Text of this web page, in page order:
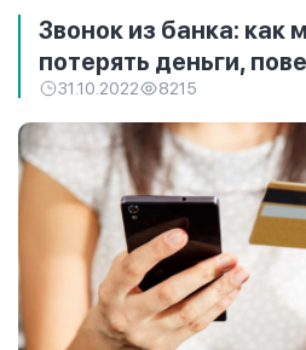
Звонок из банка: как
потерять деньги,
31.10.2022 8215